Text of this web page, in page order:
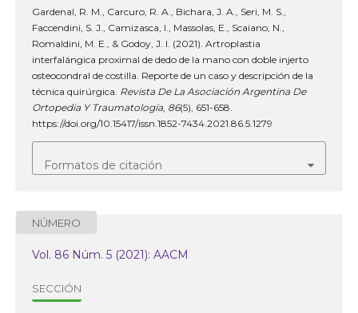
Gardenal, R. M., Carcuro, R. A., Bichara, J. A., Seri, M. S.,
Faccendini, S. J., Camizasca, I., Massolas, E., Scaiano, N.,
Romaldini, M. E., & Godoy, J. I. (2021). Artroplastia
interfalángica proximal de dedo de la mano con doble injerto
osteocondral de costilla. Reporte de un caso y descripción de la
técnica quirúrgica. Revista De La Asociación Argentina De
Ortopedia Y Traumatología 86(5), 651-658.
https://doi.org/10.15417/issn.1852-7434.2021.86.5.1279
Formatos de citación
NÚMERO
Vol. 86 Núm. 5 (2021): AACM
SECCIÓN